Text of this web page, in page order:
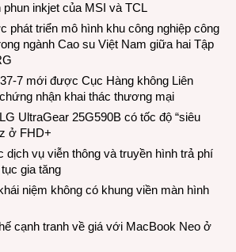
phun inkjet của MSI và TCL
phát triển mô hình khu công nghiệp công
ngành Cao su Việt Nam giữa hai Tập
7 mới được Cục Hàng không Liên
nhận khai thác thương mại
UltraGear 25G590B có tốc độ “siêu
ở FHD+
dịch vụ viễn thông và truyền hình trả phí
gia tăng
niệm không có khung viền màn hình
cạnh tranh về giá với MacBook Neo ở